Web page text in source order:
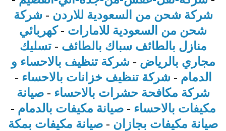
شركة شحن من السعودية للاردن -شركة
شحن من السعودية للامارات -كهربائي
منازل بالطائف سباك بالطائف -تسليك
مجاري بالرياض -شركة تنظيف بالاحساء و
الدمام -شركة تنظيف خزانات بالاحساء -
شركة مكافحة حشرات بالاحساء -صيانة
مكيفات بالاحساء -صيانة مكيفات بالدمام -
صيانة مكيفات بجازان - صيانة مكيفات بمكة